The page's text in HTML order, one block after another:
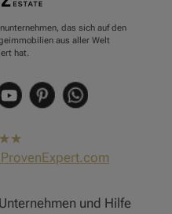
das sich auf den
aus aller Welt
hat.
Unternehmen und Hilfe